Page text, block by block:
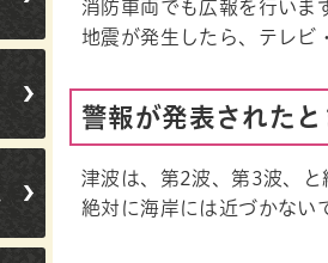
消防車両でも広報を行いま
地震が発生したら、テレビ
警報が発表されたと
津波は、第2波、第3波、と
絶対に海岸には近づかない